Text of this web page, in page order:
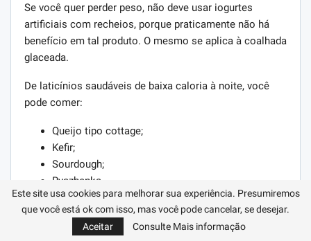
Se você quer perder peso, não deve usar iogurtes
artificiais com recheios, porque praticamente não há
benefício em tal produto. O mesmo se aplica à coalhada
glaceada.
De laticínios saudáveis ​​de baixa caloria à noite, você
pode comer:
Queijo tipo cottage;
Kefir;
Sourdough;
Ryazhenka.
É melhor escolher o queijo cottage à noite para perder
peso com baixo teor de calorias. Ele pode ser usado
Este site usa cookies para melhorar sua experiência. Presumiremos
que você está ok com isso, mas você pode cancelar, se desejar.
Aceitar
Consulte Mais informação